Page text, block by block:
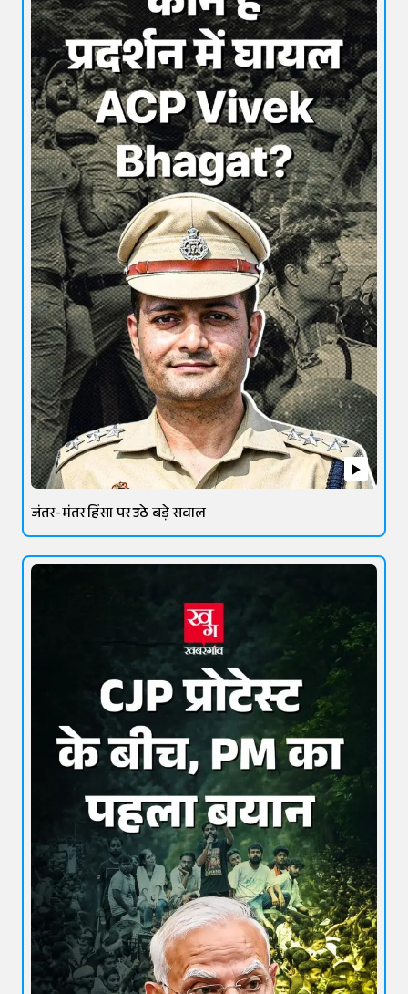
जंतर-मंतर हिंसा पर उठे बड़े सवाल